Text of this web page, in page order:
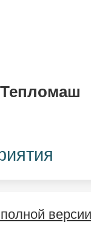
версии